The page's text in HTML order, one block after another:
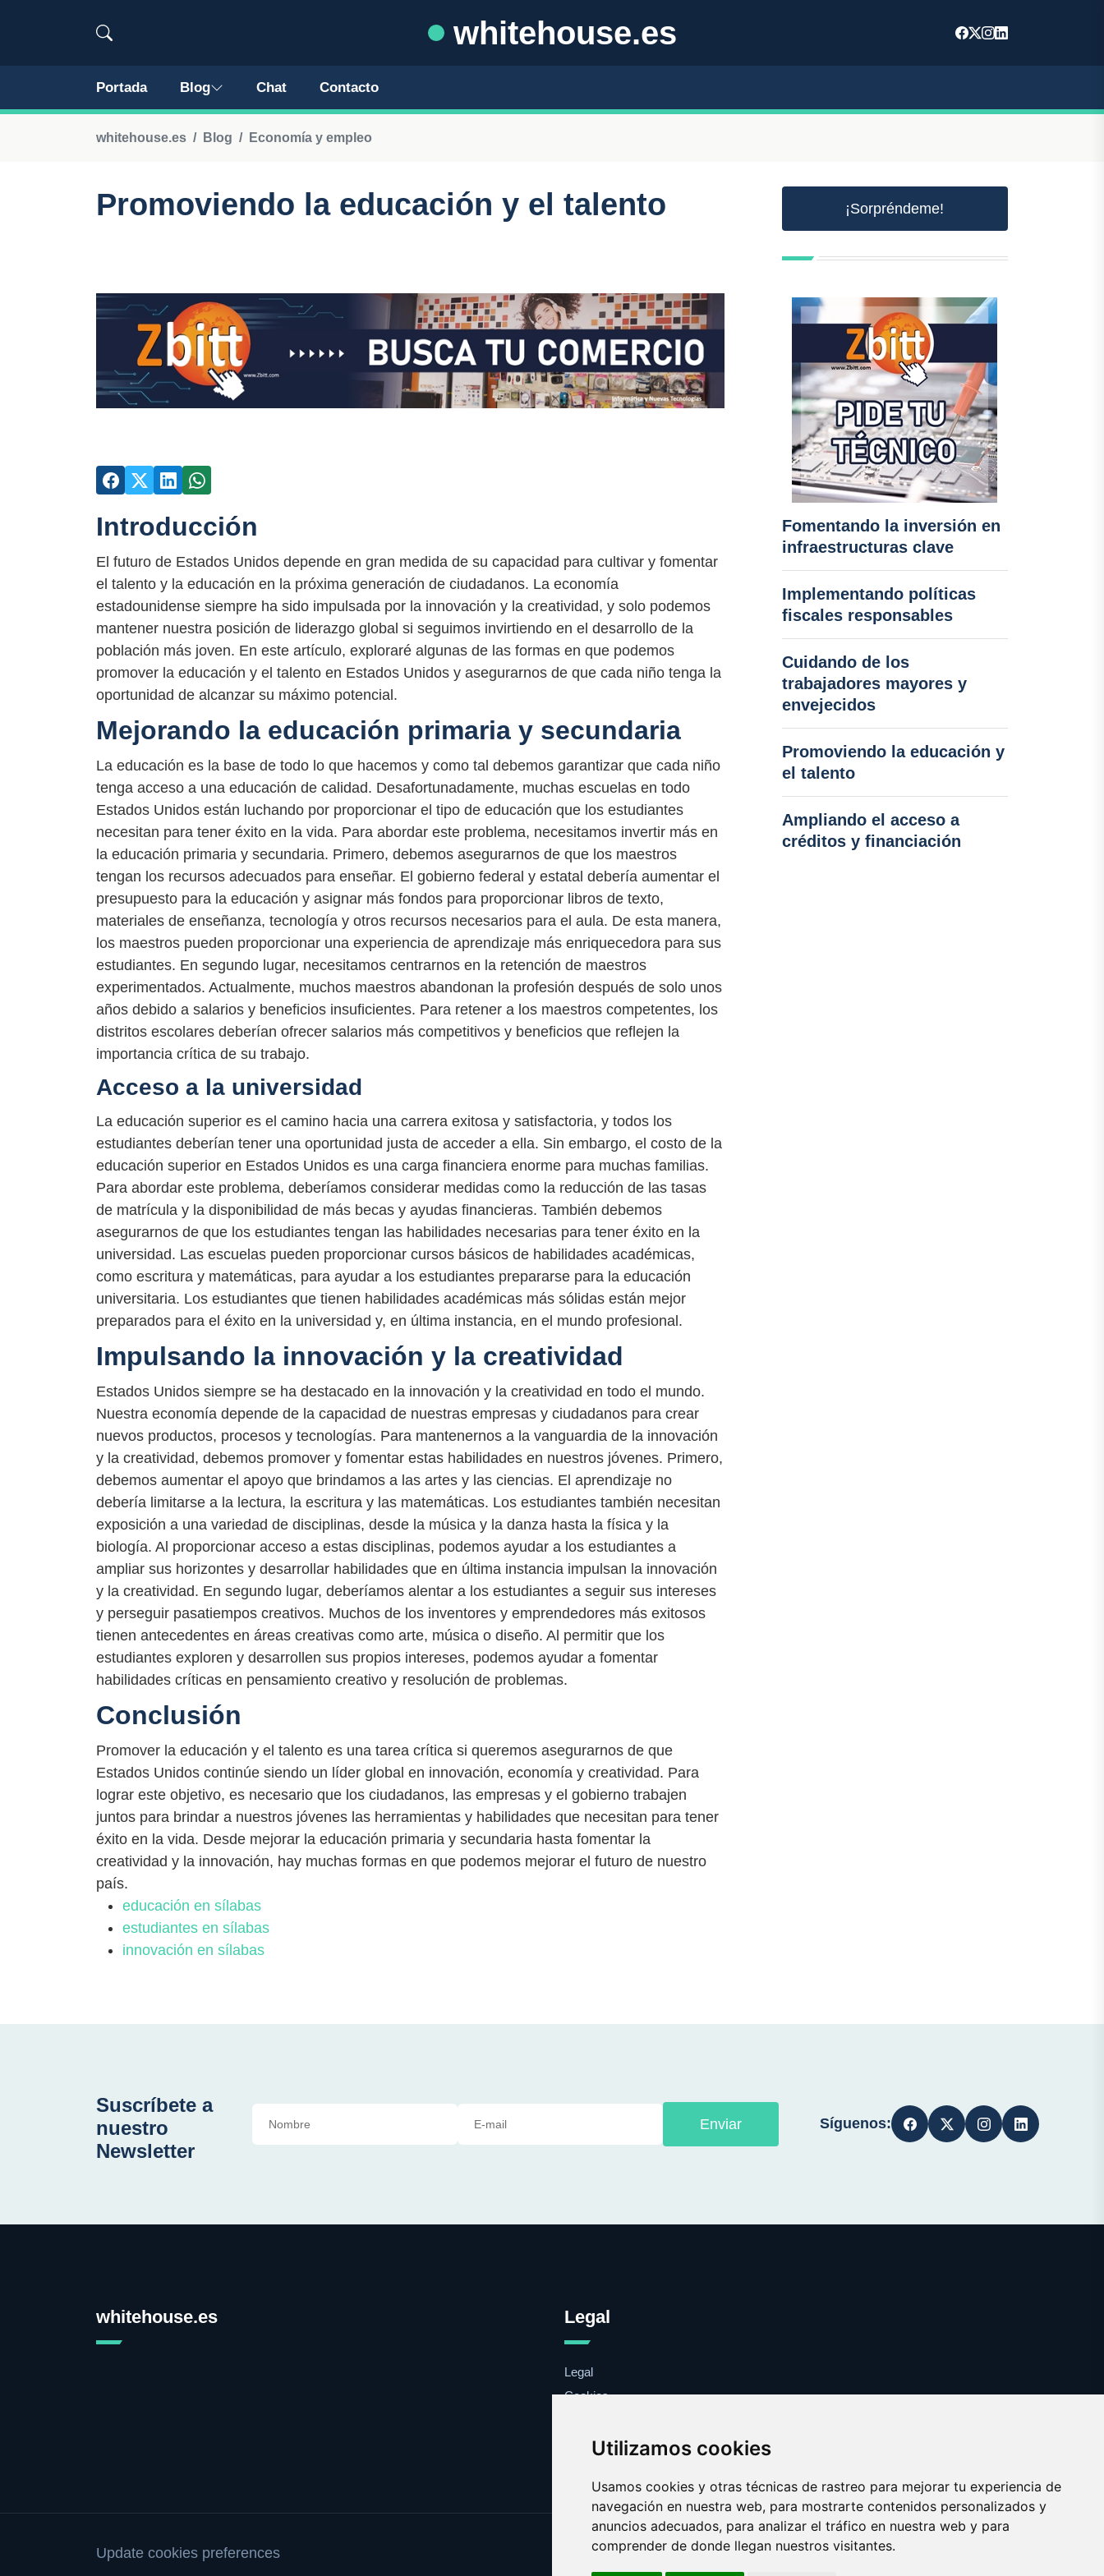
Utilizamos cookies
Usamos cookies y otras técnicas de rastreo para mejorar tu experiencia de
navegación en nuestra web, para mostrarte contenidos personalizados y
anuncios adecuados, para analizar el tráfico en nuestra web y para
comprender de donde llegan nuestros visitantes.
whitehouse.es
Portada Blog Chat Contacto
whitehouse.es Blog Economía y empleo
Promoviendo la educación y el talento
Introducción
El futuro de Estados Unidos depende en gran medida de su capacidad para cultivar y fomentar
el talento y la educación en la próxima generación de ciudadanos. La economía
estadounidense siempre ha sido impulsada por la innovación y la creatividad, y solo podemos
mantener nuestra posición de liderazgo global si seguimos invirtiendo en el desarrollo de la
población más joven. En este artículo, exploraré algunas de las formas en que podemos
promover la educación y el talento en Estados Unidos y asegurarnos de que cada niño tenga la
oportunidad de alcanzar su máximo potencial.
Mejorando la educación primaria y secundaria
La educación es la base de todo lo que hacemos y como tal debemos garantizar que cada niño
tenga acceso a una educación de calidad. Desafortunadamente, muchas escuelas en todo
Estados Unidos están luchando por proporcionar el tipo de educación que los estudiantes
necesitan para tener éxito en la vida. Para abordar este problema, necesitamos invertir más en
la educación primaria y secundaria. Primero, debemos asegurarnos de que los maestros
tengan los recursos adecuados para enseñar. El gobierno federal y estatal debería aumentar el
presupuesto para la educación y asignar más fondos para proporcionar libros de texto,
materiales de enseñanza, tecnología y otros recursos necesarios para el aula. De esta manera,
los maestros pueden proporcionar una experiencia de aprendizaje más enriquecedora para sus
estudiantes. En segundo lugar, necesitamos centrarnos en la retención de maestros
experimentados. Actualmente, muchos maestros abandonan la profesión después de solo unos
años debido a salarios y beneficios insuficientes. Para retener a los maestros competentes, los
distritos escolares deberían ofrecer salarios más competitivos y beneficios que reflejen la
importancia crítica de su trabajo.
Acceso a la universidad
La educación superior es el camino hacia una carrera exitosa y satisfactoria, y todos los
estudiantes deberían tener una oportunidad justa de acceder a ella. Sin embargo, el costo de la
educación superior en Estados Unidos es una carga financiera enorme para muchas familias.
Para abordar este problema, deberíamos considerar medidas como la reducción de las tasas
de matrícula y la disponibilidad de más becas y ayudas financieras. También debemos
asegurarnos de que los estudiantes tengan las habilidades necesarias para tener éxito en la
universidad. Las escuelas pueden proporcionar cursos básicos de habilidades académicas,
como escritura y matemáticas, para ayudar a los estudiantes prepararse para la educación
universitaria. Los estudiantes que tienen habilidades académicas más sólidas están mejor
preparados para el éxito en la universidad y, en última instancia, en el mundo profesional.
Impulsando la innovación y la creatividad
Estados Unidos siempre se ha destacado en la innovación y la creatividad en todo el mundo.
Nuestra economía depende de la capacidad de nuestras empresas y ciudadanos para crear
nuevos productos, procesos y tecnologías. Para mantenernos a la vanguardia de la innovación
y la creatividad, debemos promover y fomentar estas habilidades en nuestros jóvenes. Primero,
debemos aumentar el apoyo que brindamos a las artes y las ciencias. El aprendizaje no
debería limitarse a la lectura, la escritura y las matemáticas. Los estudiantes también necesitan
exposición a una variedad de disciplinas, desde la música y la danza hasta la física y la
biología. Al proporcionar acceso a estas disciplinas, podemos ayudar a los estudiantes a
ampliar sus horizontes y desarrollar habilidades que en última instancia impulsan la innovación
y la creatividad. En segundo lugar, deberíamos alentar a los estudiantes a seguir sus intereses
y perseguir pasatiempos creativos. Muchos de los inventores y emprendedores más exitosos
tienen antecedentes en áreas creativas como arte, música o diseño. Al permitir que los
estudiantes exploren y desarrollen sus propios intereses, podemos ayudar a fomentar
habilidades críticas en pensamiento creativo y resolución de problemas.
Conclusión
Promover la educación y el talento es una tarea crítica si queremos asegurarnos de que
Estados Unidos continúe siendo un líder global en innovación, economía y creatividad. Para
lograr este objetivo, es necesario que los ciudadanos, las empresas y el gobierno trabajen
juntos para brindar a nuestros jóvenes las herramientas y habilidades que necesitan para tener
éxito en la vida. Desde mejorar la educación primaria y secundaria hasta fomentar la
creatividad y la innovación, hay muchas formas en que podemos mejorar el futuro de nuestro
país.
educación en sílabas
estudiantes en sílabas
innovación en sílabas
¡Sorpréndeme!
Fomentando la inversión en
infraestructuras clave
Implementando políticas
fiscales responsables
Cuidando de los
trabajadores mayores y
envejecidos
Promoviendo la educación y
el talento
Ampliando el acceso a
créditos y financiación
Suscríbete a
nuestro
Newsletter
Enviar Síguenos:
whitehouse.es Legal
Legal
Cookies
Update cookies preferences
Copyright © 2025